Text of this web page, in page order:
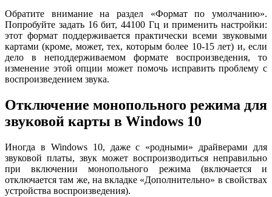
Обратите внимание на раздел «Формат по умолчанию».
Попробуйте задать 16 бит, 44100 Гц и применить настройки:
этот формат поддерживается практически всеми звуковыми
картами (кроме, может, тех, которым более 10-15 лет) и, если
дело в неподдерживаемом формате воспроизведения, то
изменение этой опции может помочь исправить проблему с
воспроизведением звука.
Отключение монопольного режима для
звуковой карты в Windows 10
Иногда в Windows 10, даже с «родными» драйверами для
звуковой платы, звук может воспроизводиться неправильно
при включении монопольного режима (включается и
отключается там же, на вкладке «Дополнительно» в свойствах
устройства воспроизведения).